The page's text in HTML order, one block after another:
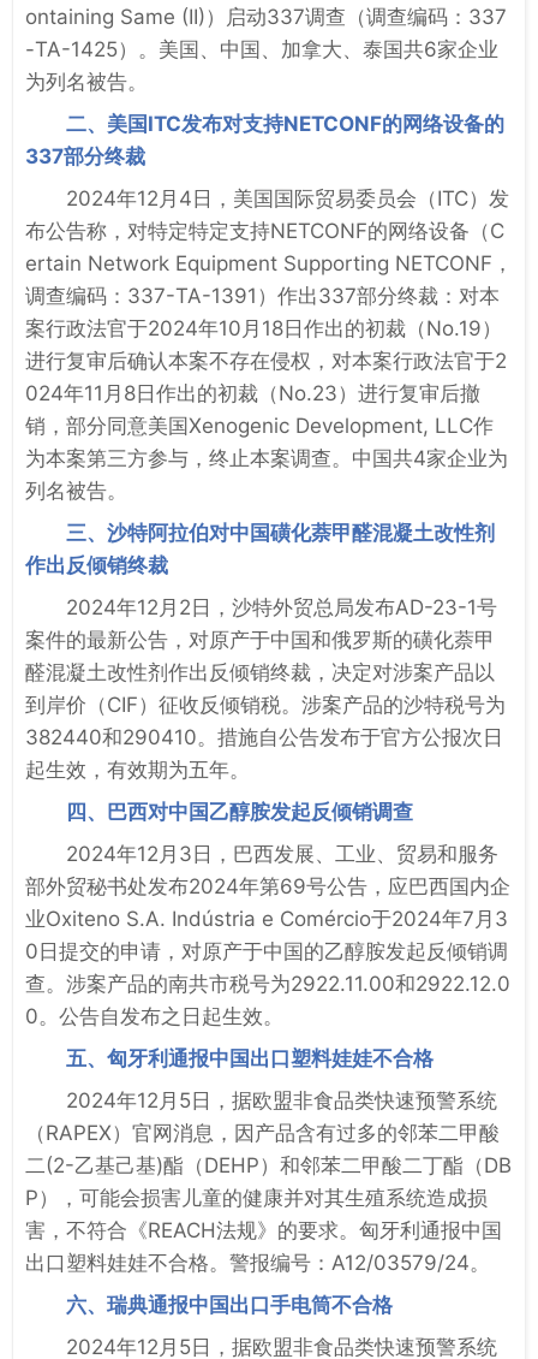
ontaining Same (II)）启动337调查（调查编码：337
-TA-1425）。美国、中国、加拿大、泰国共6家企业
为列名被告。
二、美国ITC发布对支持NETCONF的网络设备的
337部分终裁
2024年12月4日，美国国际贸易委员会（ITC）发
布公告称，对特定特定支持NETCONF的网络设备（C
ertain Network Equipment Supporting NETCONF，
调查编码：337-TA-1391）作出337部分终裁：对本
案行政法官于2024年10月18日作出的初裁（No.19）
进行复审后确认本案不存在侵权，对本案行政法官于2
024年11月8日作出的初裁（No.23）进行复审后撤
销，部分同意美国Xenogenic Development, LLC作
为本案第三方参与，终止本案调查。中国共4家企业为
列名被告。
三、沙特阿拉伯对中国磺化萘甲醛混凝土改性剂
作出反倾销终裁
2024年12月2日，沙特外贸总局发布AD-23-1号
案件的最新公告，对原产于中国和俄罗斯的磺化萘甲
醛混凝土改性剂作出反倾销终裁，决定对涉案产品以
到岸价（CIF）征收反倾销税。涉案产品的沙特税号为
382440和290410。措施自公告发布于官方公报次日
起生效，有效期为五年。
四、巴西对中国乙醇胺发起反倾销调查
2024年12月3日，巴西发展、工业、贸易和服务
部外贸秘书处发布2024年第69号公告，应巴西国内企
业Oxiteno S.A. Indústria e Comércio于2024年7月3
0日提交的申请，对原产于中国的乙醇胺发起反倾销调
查。涉案产品的南共市税号为2922.11.00和2922.12.0
0。公告自发布之日起生效。
五、匈牙利通报中国出口塑料娃娃不合格
2024年12月5日，据欧盟非食品类快速预警系统
（RAPEX）官网消息，因产品含有过多的邻苯二甲酸
二(2-乙基己基)酯（DEHP）和邻苯二甲酸二丁酯（DB
P），可能会损害儿童的健康并对其生殖系统造成损
害，不符合《REACH法规》的要求。匈牙利通报中国
出口塑料娃娃不合格。警报编号：A12/03579/24。
六、瑞典通报中国出口手电筒不合格
2024年12月5日，据欧盟非食品类快速预警系统